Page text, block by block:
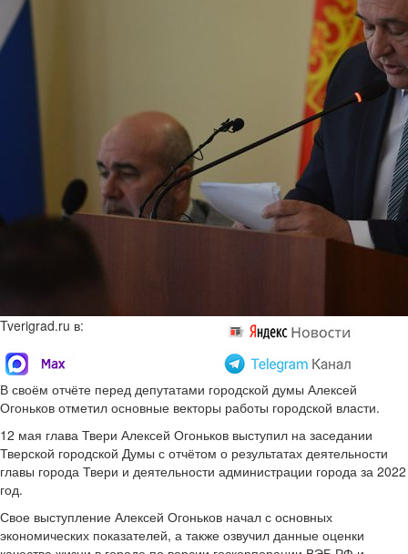
Tverigrad.ru в:
В своём отчёте перед депутатами городской думы Алексей
Огоньков отметил основные векторы работы городской власти.
12 мая глава Твери Алексей Огоньков выступил на заседании
Тверской городской Думы с отчётом о результатах деятельности
главы города Твери и деятельности администрации города за 2022
год.
Свое выступление Алексей Огоньков начал с основных
экономических показателей, а также озвучил данные оценки